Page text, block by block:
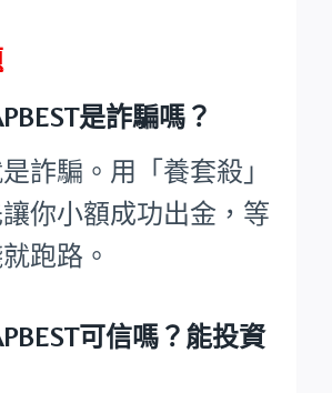
是詐騙嗎？
詐騙。用「養套殺」
你小額成功出金，等
跑路。
可信嗎？能投資